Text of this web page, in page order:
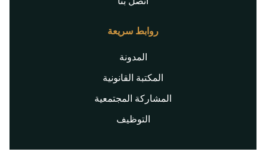
روابط سريعة
المدونة
المكتبة القانونية
المشاركة المجتمعية
التوظيف